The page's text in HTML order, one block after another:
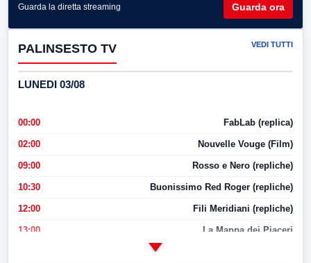
Guarda la diretta streaming Guarda ora
PALINSESTO TV VEDI TUTTI
LUNEDI 03/08
00:00 FabLab (replica)
02:00 Nouvelle Vouge (Film)
09:00 Rosso e Nero (repliche)
10:30 Buonissimo Red Roger (repliche)
12:00 Fili Meridiani (repliche)
13:00 La Mappa dei Piaceri